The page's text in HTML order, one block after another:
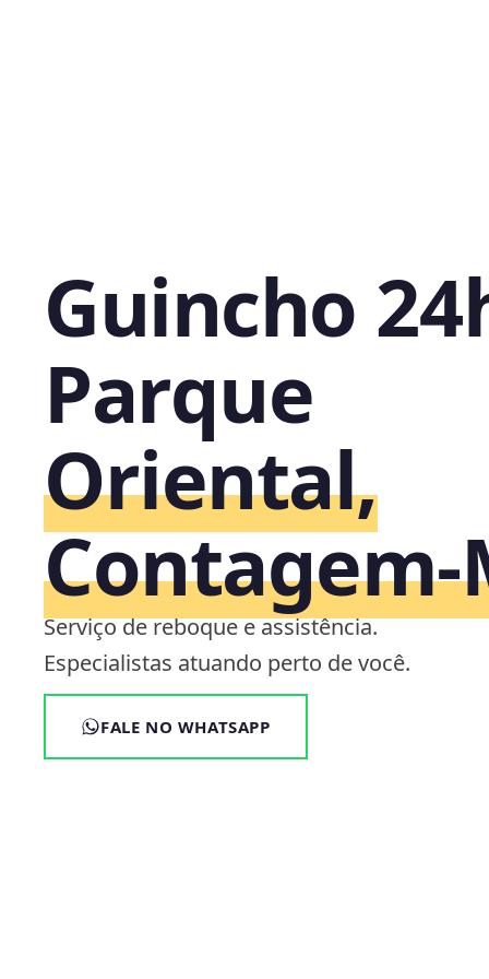
Guincho
Parque
Oriental,
Serviço de reboque e assistência.
Especialistas atuando perto de você.
FALE NO WHATSAPP